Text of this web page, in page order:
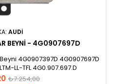
AUDI
BEYNI - 4G0907697D
4G0907397D 4G0907697D
LL-TFL 4G0.907.697.D
Normal
₺7.254,00